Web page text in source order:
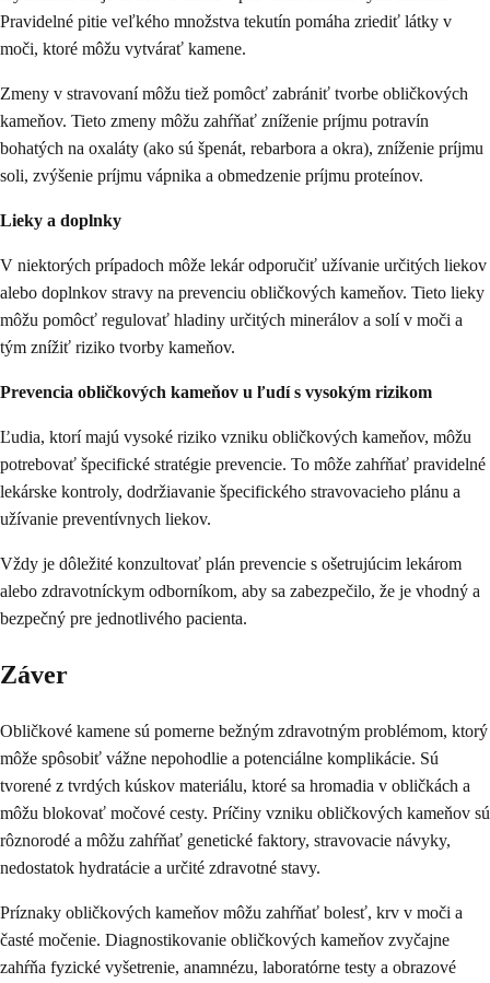
Pravidelné pitie veľkého množstva tekutín pomáha zriediť látky v
moči, ktoré môžu vytvárať kamene.
Zmeny v stravovaní môžu tiež pomôcť zabrániť tvorbe obličkových
kameňov. Tieto zmeny môžu zahŕňať zníženie príjmu potravín
bohatých na oxaláty (ako sú špenát, rebarbora a okra), zníženie príjmu
soli, zvýšenie príjmu vápnika a obmedzenie príjmu proteínov.
Lieky a doplnky
V niektorých prípadoch môže lekár odporučiť užívanie určitých liekov
alebo doplnkov stravy na prevenciu obličkových kameňov. Tieto lieky
môžu pomôcť regulovať hladiny určitých minerálov a solí v moči a
tým znížiť riziko tvorby kameňov.
Prevencia obličkových kameňov u ľudí s vysokým rizikom
Ľudia, ktorí majú vysoké riziko vzniku obličkových kameňov, môžu
potrebovať špecifické stratégie prevencie. To môže zahŕňať pravidelné
lekárske kontroly, dodržiavanie špecifického stravovacieho plánu a
užívanie preventívnych liekov.
Vždy je dôležité konzultovať plán prevencie s ošetrujúcim lekárom
alebo zdravotníckym odborníkom, aby sa zabezpečilo, že je vhodný a
bezpečný pre jednotlivého pacienta.
Záver
Obličkové kamene sú pomerne bežným zdravotným problémom, ktorý
môže spôsobiť vážne nepohodlie a potenciálne komplikácie. Sú
tvorené z tvrdých kúskov materiálu, ktoré sa hromadia v obličkách a
môžu blokovať močové cesty. Príčiny vzniku obličkových kameňov sú
rôznorodé a môžu zahŕňať genetické faktory, stravovacie návyky,
nedostatok hydratácie a určité zdravotné stavy.
Príznaky obličkových kameňov môžu zahŕňať bolesť, krv v moči a
časté močenie. Diagnostikovanie obličkových kameňov zvyčajne
zahŕňa fyzické vyšetrenie, anamnézu, laboratórne testy a obrazové